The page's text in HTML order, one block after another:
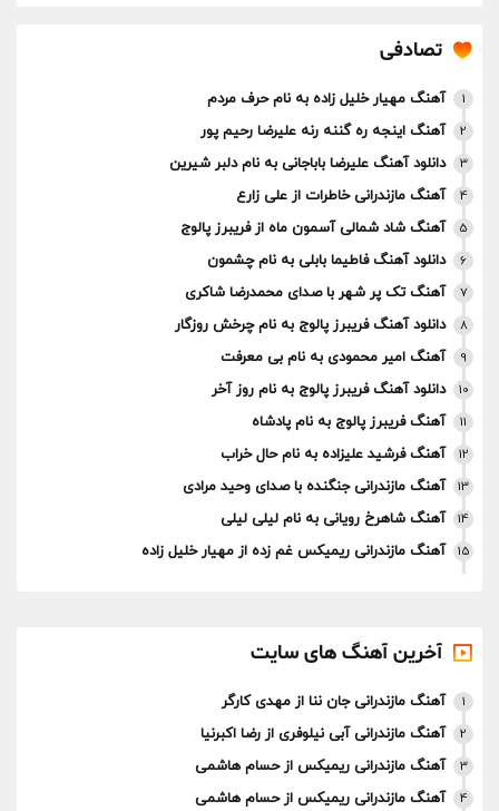
تصادفی
1 آهنگ مهیار خلیل زاده به نام حرف مردم
2 آهنگ اینجه ره گننه رنه علیرضا رحیم پور
3 دانلود آهنگ علیرضا باباجانی به نام دلبر شیرین
4 آهنگ مازندرانی خاطرات از علی زارع
5 آهنگ شاد شمالی آسمون ماه از فریبرز پالوج
6 دانلود آهنگ فاطیما بابلی به نام چشمون
7 آهنگ تک پر شهر با صدای محمدرضا شاکری
8 دانلود آهنگ فریبرز پالوج به نام چرخش روزگار
9 آهنگ امیر محمودی به نام بی معرفت
10 دانلود آهنگ فریبرز پالوج به نام روز آخر
11 آهنگ فریبرز پالوج به نام پادشاه
12 آهنگ فرشید علیزاده به نام حال خراب
13 آهنگ مازندرانی جنگنده با صدای وحید مرادی
14 آهنگ شاهرخ رویانی به نام لیلی لیلی
15 آهنگ مازندرانی ریمیکس غم زده از مهیار خلیل زاده
آخرین آهنگ های سایت
1 آهنگ مازندرانی جان ننا از مهدی کارگر
2 آهنگ مازندرانی آبی نیلوفری از رضا اکبرنیا
3 آهنگ مازندرانی ریمیکس از حسام هاشمی
4 آهنگ مازندرانی ریمیکس از حسام هاشمی